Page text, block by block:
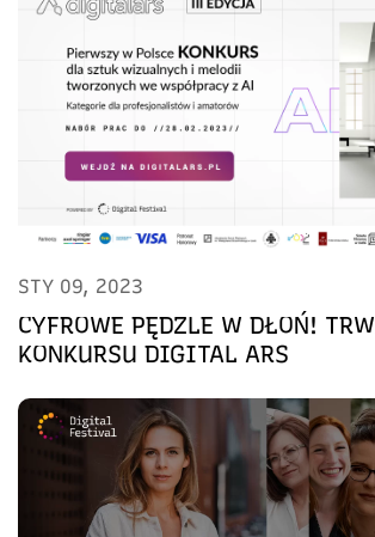
STY 09, 2023
CYFROWE PĘDZLE W DŁOŃ!
KONKURSU DIGITAL ARS